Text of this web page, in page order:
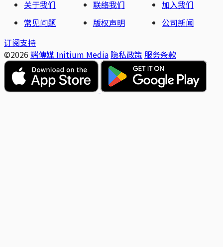
关于我们
联络我们
加入我们
常见问题
版权声明
公司新闻
订阅支持
©2026 端傳媒 Initium Media 隐私政策 服务条款